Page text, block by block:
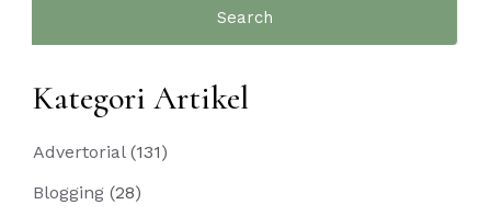
Kategori Artikel
Advertorial(131)
Blogging (28)